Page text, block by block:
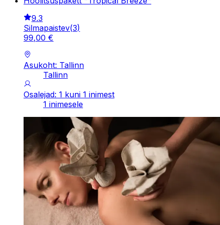
9.3
Silmapaistev(3)
99,00 €
Asukoht: Tallinn
Tallinn
Osalejad: 1 kuni 1 inimest
1 inimesele